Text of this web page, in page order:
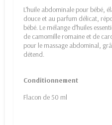
L’huile abdominale pour bébé,
douce et au parfum délicat,
bébé. Le mélange d’huiles
de camomille romaine et de
pour le massage abdominal,
détend.
Conditionnement
Flacon de 50 ml